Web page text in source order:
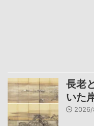
長老
いた